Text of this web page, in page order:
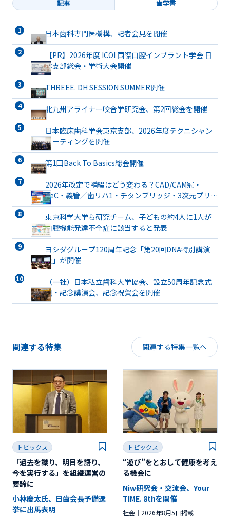
記事 歯学書
日本歯科専門医機構、記者会見を開催
【PR】2026年度 ICOI 国際口腔インプラント学会 日
本支部総会・学術大会開催
THREEE. DH SESSION SUMMER開催
北九州アライナー咬合学研究会、第2回総会を開催
日本臨床歯科学会東京支部、2026年度テクニシャン
ミーティングを開催
第1回Back To Basics総会開催
2026年改定で補綴はどう変わる？CAD/CAM冠・
TeC・義管／歯リハ1・チタンブリッジ・3次元プリン
ト有床義歯まで詳解
東京科学大学ら研究チーム、子どもの約4人に1人が
口腔機能発達不全症に該当すると発表
ヨシダグループ120周年記念「第20回DNA特別講演
会」が開催
（一社）日本私立歯科大学協会、設立50周年記念式
典・記念講演会、記念祝賀会を開催
関連する特集 関連する特集一覧へ
トピックス
「過去を識り、明日を語り、
今を実行する」を組織運営の
要諦に
小林慶太氏、日歯会長予備選
挙に出馬表明
トピックス
“遊び”をとおして健康を考え
る機会に
Niw研究会・交流会、Your
TIME. 8thを開催
社会 2026年8月5日掲載